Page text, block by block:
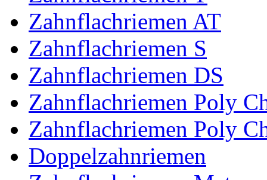
Zahnflachriemen AT
Zahnflachriemen S
Zahnflachriemen DS
Zahnflachriemen Poly
Zahnflachriemen Poly
Doppelzahnriemen